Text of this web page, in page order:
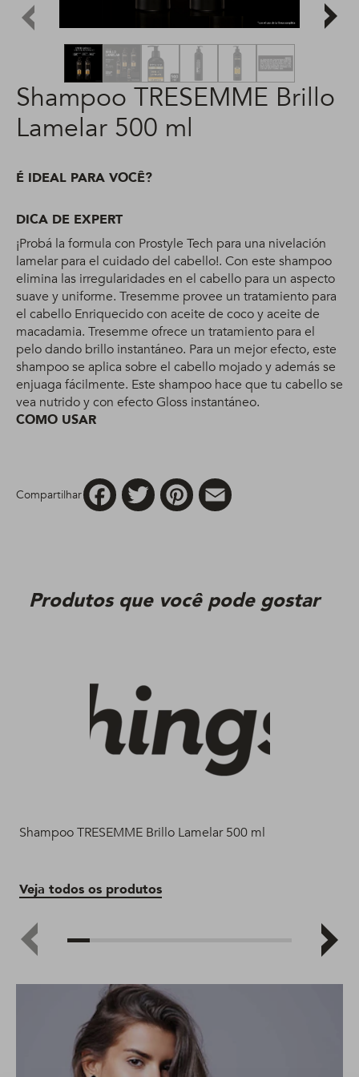
Shampoo TRESEMME Brillo
Lamelar 500 ml
É IDEAL PARA VOCÊ?
DICA DE EXPERT
¡Probá la formula con Prostyle Tech para una nivelación
lamelar para el cuidado del cabello!. Con este shampoo
elimina las irregularidades en el cabello para un aspecto
suave y uniforme. Tresemme provee un tratamiento para
el cabello Enriquecido con aceite de coco y aceite de
macadamia. Tresemme ofrece un tratamiento para el
pelo dando brillo instantáneo. Para un mejor efecto, este
shampoo se aplica sobre el cabello mojado y además se
enjuaga fácilmente. Este shampoo hace que tu cabello se
vea nutrido y con efecto Gloss instantáneo.
COMO USAR
Compartilhar
FacebookTwitter Pinterest
Produtos que você pode gostar
Shampoo TRESEMME Brillo Lamelar 500 ml
Veja todos os produtos